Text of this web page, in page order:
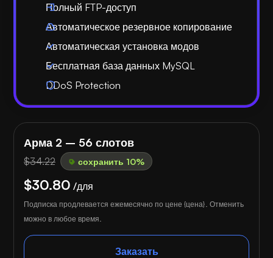
Полный FTP-доступ
Автоматическое резервное копирование
Автоматическая установка модов
Бесплатная база данных MySQL
DDoS Protection
Арма 2 – 56 слотов
$34.22 сохранить 10%
$30.80 /для
Подписка продлевается ежемесячно по цене {цена}. Отменить
можно в любое время.
Заказать